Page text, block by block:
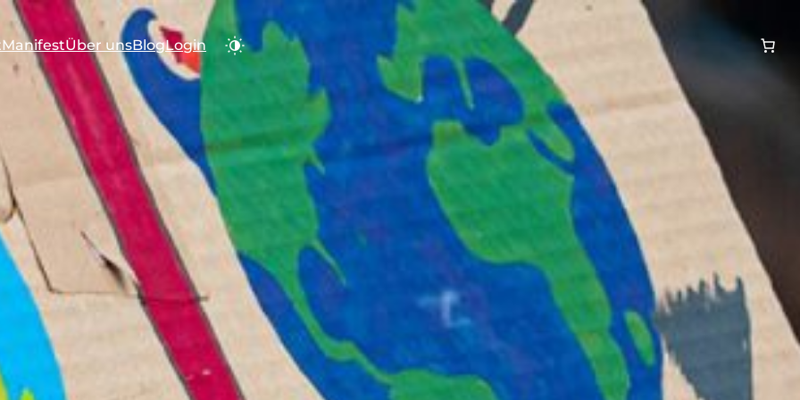
ManifestÜber unsBlogLogin